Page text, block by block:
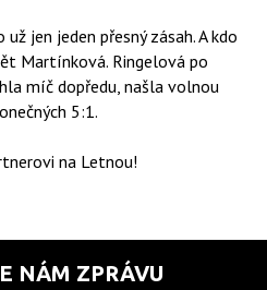
jen jeden přesný zásah. A kdo
Martínková. Ringelová po
míč dopředu, našla volnou
5:1.
na Letnou!
NÁM ZPRÁVU